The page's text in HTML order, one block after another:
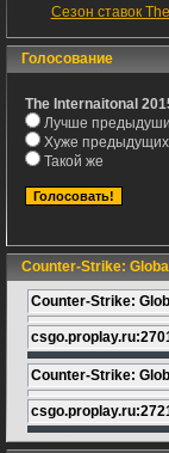
Сезон ставок
Голосование
The Internaitonal
Лучше
Хуже предыдущих
Такой же
Counter-Strike:
Counter-Strike:
Counter-Strike: